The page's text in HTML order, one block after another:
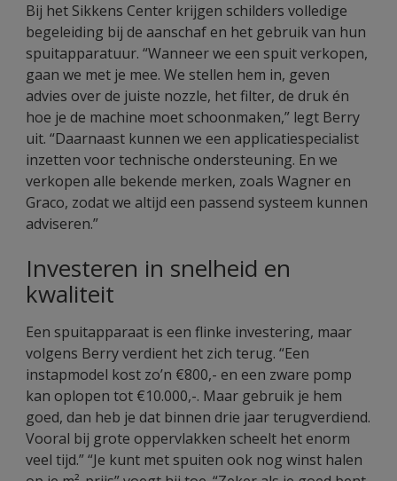
Bij het Sikkens Center krijgen schilders volledige
begeleiding bij de aanschaf en het gebruik van hun
spuitapparatuur. “Wanneer we een spuit verkopen,
gaan we met je mee. We stellen hem in, geven
advies over de juiste nozzle, het filter, de druk én
hoe je de machine moet schoonmaken,” legt Berry
uit. “Daarnaast kunnen we een applicatie­specialist
inzetten voor technische ondersteuning. En we
verkopen alle bekende merken, zoals Wagner en
Graco, zodat we altijd een passend systeem kunnen
adviseren.”
Investeren in snelheid en
kwaliteit
Een spuitapparaat is een flinke investering, maar
volgens Berry verdient het zich terug. “Een
instapmodel kost zo’n €800,- en een zware pomp
kan oplopen tot €10.000,-. Maar gebruik je hem
goed, dan heb je dat binnen drie jaar terugverdiend.
Vooral bij grote oppervlakken scheelt het enorm
veel tijd.” “Je kunt met spuiten ook nog winst halen